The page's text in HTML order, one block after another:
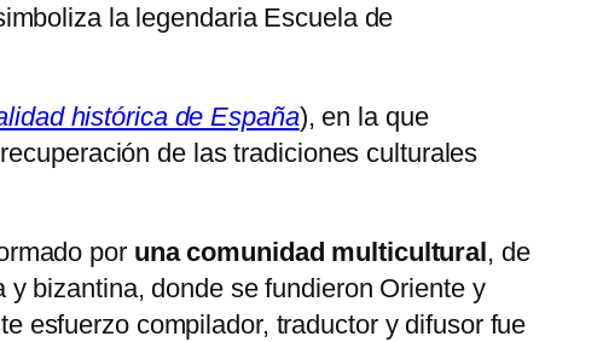
la legendaria Escuela de
histórica de España), en la que
de las tradiciones culturales
por una comunidad multicultural , de
bizantina, donde se fundieron Oriente y
esfuerzo compilador, traductor y difusor fue